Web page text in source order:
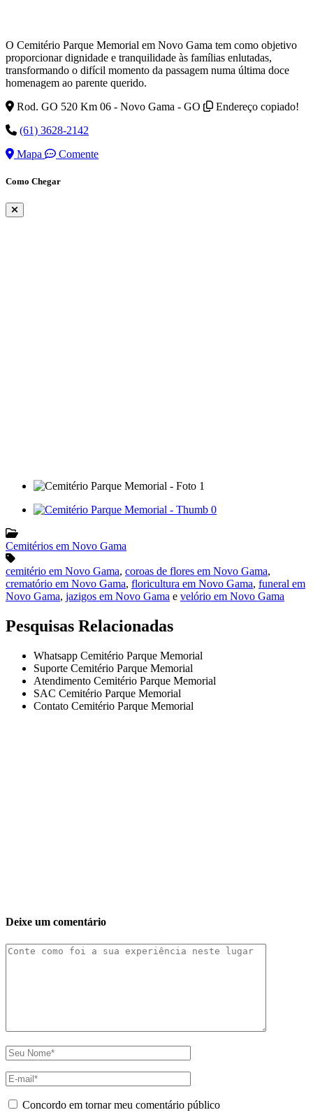
O Cemitério Parque Memorial em Novo Gama tem como objetivo
proporcionar dignidade e tranquilidade às famílias enlutadas,
transformando o difícil momento da passagem numa última doce
homenagem ao parente querido.
Rod. GO 520 Km 06 - Novo Gama - GO
Endereço copiado!
(61) 3628-2142
Mapa
Comente
Como Chegar
Cemitérios em Novo Gama
cemitério em Novo Gama, coroas de flores em Novo Gama,
crematório em Novo Gama, floricultura em Novo Gama, funeral em
Novo Gama, jazigos em Novo Gama e velório em Novo Gama
Pesquisas Relacionadas
Whatsapp Cemitério Parque Memorial
Suporte Cemitério Parque Memorial
Atendimento Cemitério Parque Memorial
SAC Cemitério Parque Memorial
Contato Cemitério Parque Memorial
Deixe um comentário
Concordo em tornar meu comentário público